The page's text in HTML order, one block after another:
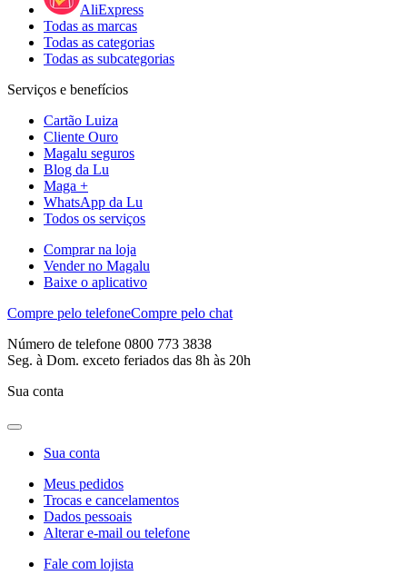
AliExpress
Todas as marcas
Todas as categorias
Todas as subcategorias
Serviços e benefícios
Cartão Luiza
Cliente Ouro
Magalu seguros
Blog da Lu
Maga +
WhatsApp da Lu
Todos os serviços
Comprar na loja
Vender no Magalu
Baixe o aplicativo
Compre pelo telefoneCompre pelo chat
Número de telefone 0800 773 3838
Seg. à Dom. exceto feriados das 8h às 20h
Sua conta
Sua conta
Meus pedidos
Trocas e cancelamentos
Dados pessoais
Alterar e-mail ou telefone
Fale com lojista